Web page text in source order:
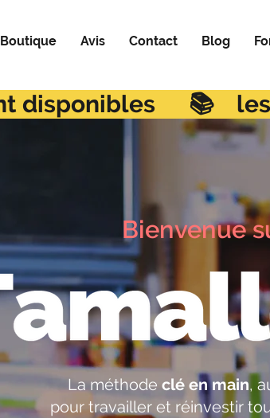
Boutique Avis Contact Blog
Bienvenue
La méthode clé en main,
pour travailler et réinvestir